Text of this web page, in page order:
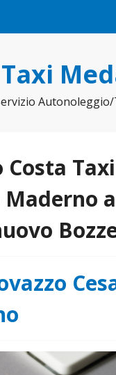
Taxi
Autonoleggio/
Costa
Maderno a